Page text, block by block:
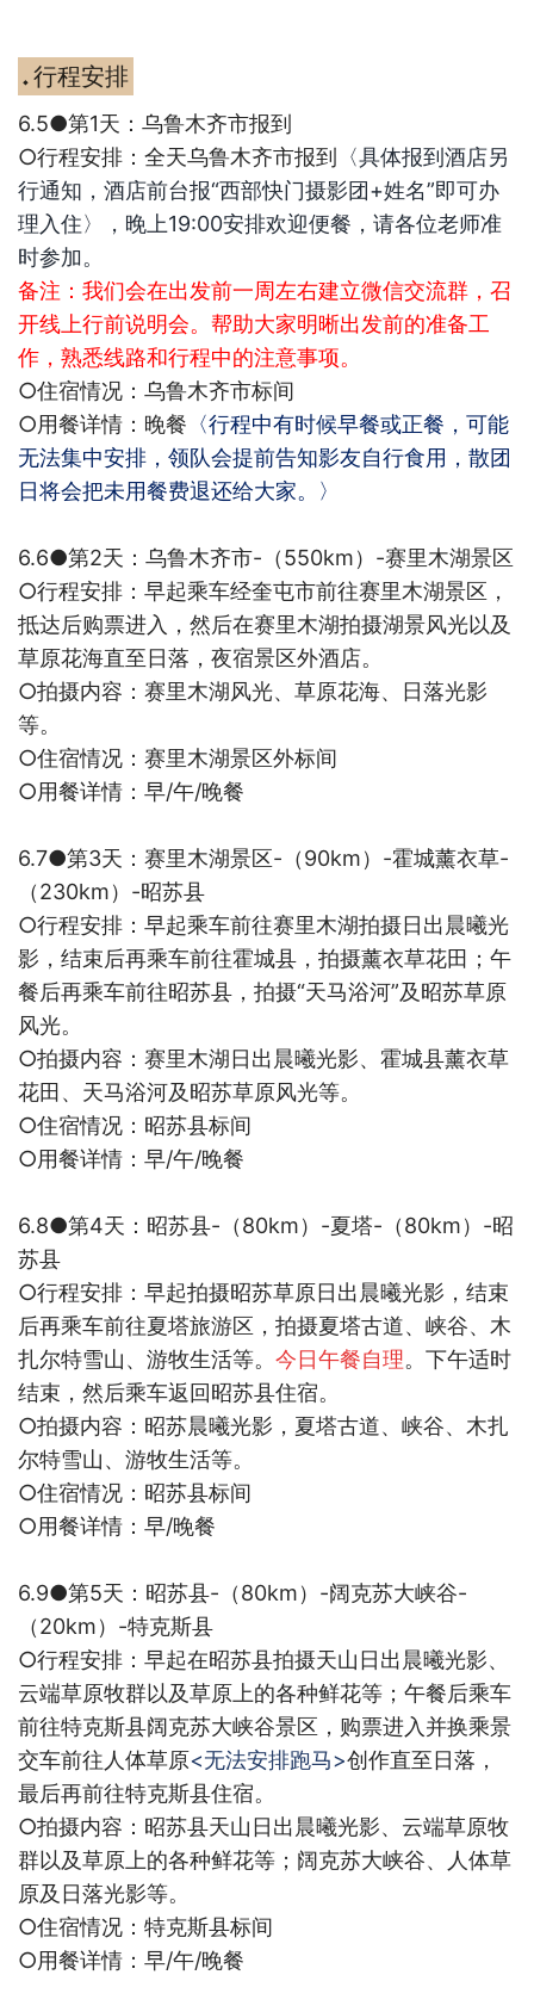
◆ 行程安排
6.5●第1天：乌鲁木齐市报到
○行程安排： 全天乌鲁木齐市报到 〈具体报到酒店另
行通知，酒店前台报“西部快门摄影团+姓名”即可办
理入住〉
，晚上19:00安排欢迎便餐，请各位老师准
时参加。
备注： 我们会在出发前一周左右建立微信交流群，召
开线上行前说明会。帮助大家明晰出发前的准备工
作，熟悉线路和行程中的注意事项。
○住宿情况：乌鲁木齐市标间
○用餐详情：晚餐 〈行程中有时候早餐或正餐，可能
无法集中安排，领队会提前告知影友自行食用，散团
日将会把未用餐费退还给大家。〉
6.6●第2天：乌鲁木齐市- （550km） -赛里木湖景区
○行程安排：早起乘车经奎屯市前往赛里木湖景区，
抵达后购票进入，然后在赛里木湖拍摄湖景风光以及
草原花海直至日落，夜宿景区外酒店。
○拍摄内容：赛里木湖风光、草原花海、日落光影
等。
○住宿情况：赛里木湖景区外标间
○用餐详情：早/午/晚餐
6.7●第3天：赛里木湖景区- （90km） -霍城薰衣草-
（230km） -昭苏县
○行程安排：早起乘车前往赛里木湖拍摄日出晨曦光
影，结束后再乘车前往霍城县，拍摄薰衣草花田；午
餐后再乘车前往昭苏县，拍摄“天马浴河”及昭苏草原
风光。
○拍摄内容：赛里木湖日出晨曦光影、霍城县薰衣草
花田、天马浴河及昭苏草原风光等。
○住宿情况：昭苏县标间
○用餐详情：早/午/晚餐
6.8●第4天：昭苏县- （80km） -夏塔- （80km） -昭
苏县
○行程安排：早起拍摄昭苏草原日出晨曦光影，结束
后再乘车前往夏塔旅游区，拍摄夏塔古道、峡谷、木
扎尔特雪山、游牧生活等。 今日午餐自理。下午适时
结束，然后乘车返回昭苏县住宿。
○拍摄内容：昭苏晨曦光影，夏塔古道、峡谷、木扎
尔特雪山、游牧生活等。
○住宿情况： 昭苏县标间
○用餐详情：早/晚餐
6.9●第5天：昭苏县- （80km） -阔克苏大峡谷-
（20km） -特克斯县
○行程安排：早起在昭苏县拍摄天山日出晨曦光影、
云端草原牧群以及草原上的各种鲜花等；午餐后乘车
前往特克斯县阔克苏大峡谷景区，购票进入并换乘景
交车前往人体草原<无法安排跑马>创作直至日落，
最后再前往特克斯县住宿。
○拍摄内容：昭苏县天山日出晨曦光影、云端草原牧
群以及草原上的各种鲜花等；阔克苏大峡谷、人体草
原及日落光影等。
○住宿情况：特克斯县标间
○用餐详情：早/午/晚餐